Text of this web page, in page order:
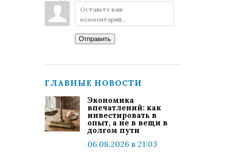
Отправить
ГЛАВНЫЕ НОВОСТИ
Экономика
впечатлений: как
инвестировать в
опыт, а не в вещи в
долгом пути
06.08.2026 в 21:03